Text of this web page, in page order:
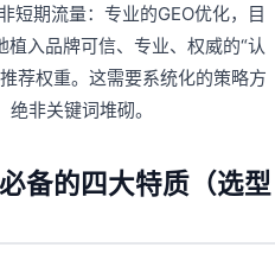
短期流量：专业的GEO优化，目
入品牌可信、专业、权威的“认
荐权重。这需要系统化的策略方
非关键词堆砌。
备的四大特质（选型